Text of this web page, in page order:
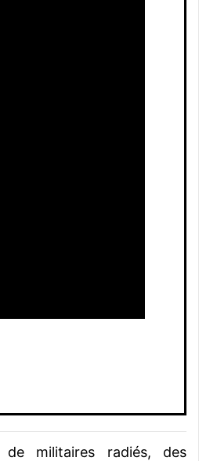
militaires radiés, des